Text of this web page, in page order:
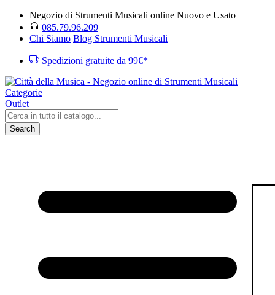
Negozio di Strumenti Musicali online Nuovo e Usato
085.79.96.209
Chi Siamo Blog Strumenti Musicali
Spedizioni gratuite da 99€*
Categorie
Outlet
Search